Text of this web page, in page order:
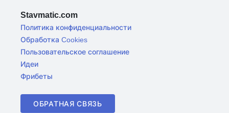
Stavmatic.com
Политика конфиденциальности
Обработка Cookies
Пользовательское соглашение
Идеи
Фрибеты
ОБРАТНАЯ СВЯЗЬ